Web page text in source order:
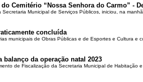
Cemitério “Nossa Senhora do Carmo” -
Municipal de Serviços Públicos, iniciou, na
concluída
municipais de Obras Públicas e de Esportes e Cultura e
da operação natal 2023
de Fiscalização da Secretaria Municipal de Habitação